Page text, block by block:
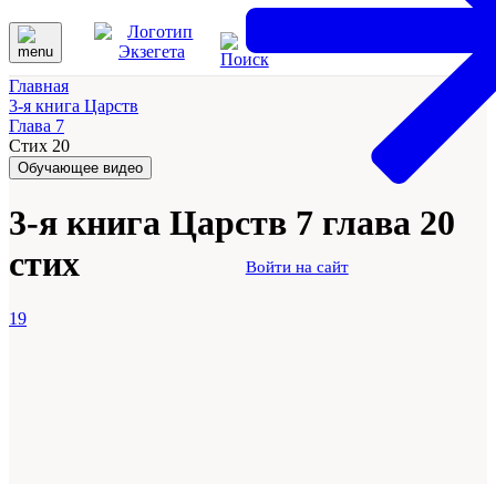
Войти на сайт
Главная
3-я книга Царств
Глава 7
Стих 20
Обучающее видео
3-я книга Царств 7 глава 20
стих
19